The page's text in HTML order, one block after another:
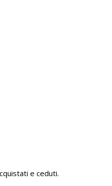
e ceduti.